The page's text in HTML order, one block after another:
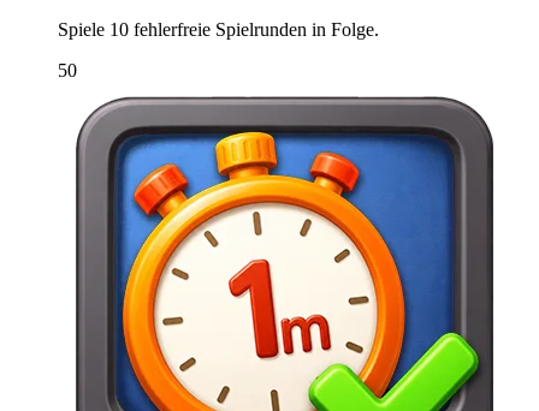
Spiele 10 fehlerfreie Spielrunden in Folge.
50